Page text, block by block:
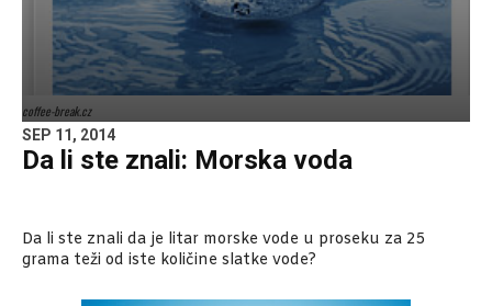
coffee-break.cz
SEP 11, 2014
Da li ste znali: Morska voda
Da li ste znali da je litar morske vode u proseku za 25
grama teži od iste količine slatke vode?